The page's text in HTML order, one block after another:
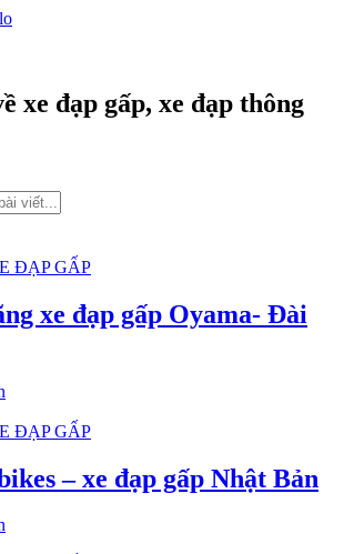
xe đạp gấp, xe đạp thông
ĐẠP GẤP
xe đạp gấp Oyama- Đài
ĐẠP GẤP
– xe đạp gấp Nhật Bản